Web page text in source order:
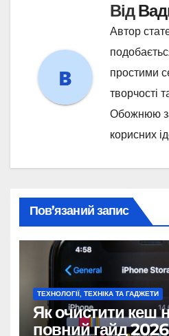
Від
Автор
простими
творчості
Обожнюю
корисних
Пов’язаний запис
ТЕХНОЛОГІЇ, ТЕХНІКА ТА ГАДЖЕТИ
Як очистити кеш
повний гайд 2026